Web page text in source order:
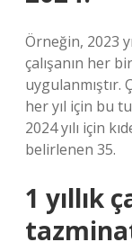
Örneğin, 2023
çalışanın her
uygulanmıştır.
her yıl için bu
2024 yılı için
belirlenen 35.
1 yıllık